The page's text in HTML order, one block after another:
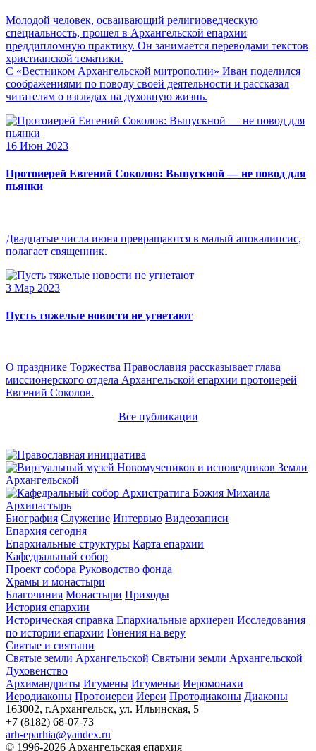
Молодой человек, осваивающий религиоведческую
специальность, прошел в Архангельской епархии
преддипломную практику. Он занимается переводами текстов
христианской тематики.
С «Вестником Архангельской митрополии» Иван поделился
соображениями по поводу своей деятельности и рассказал
читателям о взглядах на духовную жизнь.
16 Июн 2023
Протоиерей Евгений Соколов: Выпускной — не повод для
пьянки
Двадцатые числа июня превращаются в малый апокалипсис,
полагает священник.
3 Мар 2023
Пусть тяжелые новости не угнетают
О празднике Торжества Православия рассказывает глава
миссионерского отдела Архангельской епархии протоиерей
Евгений Соколов.
Все публикации
Архипастырь
Биография Служение Интервью Видеозаписи
Епархия сегодня
Епархиальные структуры Карта епархии
Кафедральный собор
Проект собора Руководство фонда
Храмы и монастыри
Благочиния Монастыри Приходы
История епархии
Историческая справка Епархиальные архиереи Исследования
по истории епархии Гонения на веру
Святые и святыни
Святые земли Архангельской Святыни земли Архангельской
Духовенство
Архимандриты Игумены Игуменьи Иеромонахи
Иеродиаконы Протоиереи Иереи Протодиаконы Диаконы
163002, г.Архангельск, ул. Ильинская, 5
+7 (8182) 68-07-73
arh-eparhia@yandex.ru
© 1996-2026 Архангельская епархия